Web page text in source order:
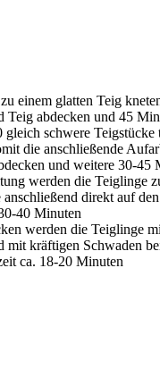
einem glatten Teig
Teig abdecken und 45
gleich schwere
die anschließende
und weitere 30-45
werden die Teiglinge
anschließend direkt auf
40 Minuten
werden die Teiglinge
mit kräftigen Schwaden
ca. 18-20 Minuten